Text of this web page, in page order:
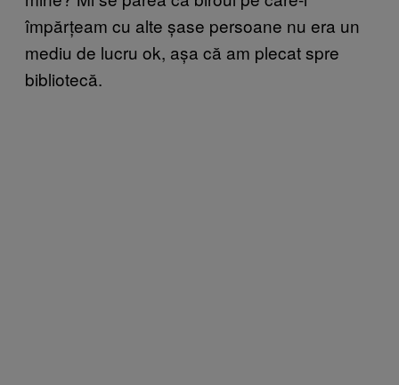
împărțeam cu alte șase persoane nu era un
mediu de lucru ok, așa că am plecat spre
bibliotecă.